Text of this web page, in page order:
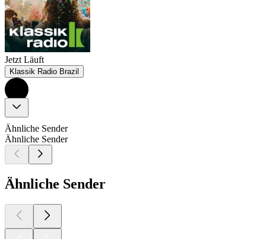
Jetzt Läuft
Klassik Radio Brazil
Ähnliche Sender
Ähnliche Sender
Ähnliche Sender